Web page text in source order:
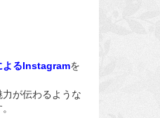
よるInstagramを
が伝わるような